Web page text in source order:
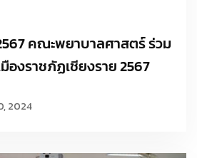
ตร์ ร่วม
องราชภัฏเชียงราย 2567
2024